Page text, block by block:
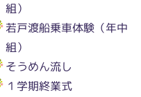
組）
若戸渡船乗車体験（年中
組）
そうめん流し
１学期終業式